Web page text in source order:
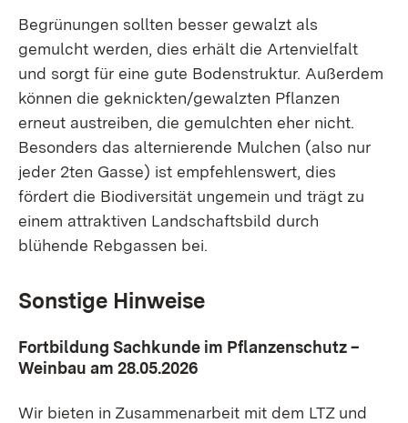
Begrünungen sollten besser gewalzt als
gemulcht werden, dies erhält die Artenvielfalt
und sorgt für eine gute Bodenstruktur. Außerdem
können die geknickten/gewalzten Pflanzen
erneut austreiben, die gemulchten eher nicht.
Besonders das alternierende Mulchen (also nur
jeder 2ten Gasse) ist empfehlenswert, dies
fördert die Biodiversität ungemein und trägt zu
einem attraktiven Landschaftsbild durch
blühende Rebgassen bei.
Sonstige Hinweise
Fortbildung Sachkunde im Pflanzenschutz –
Weinbau am 28.05.2026
Wir bieten in Zusammenarbeit mit dem LTZ und